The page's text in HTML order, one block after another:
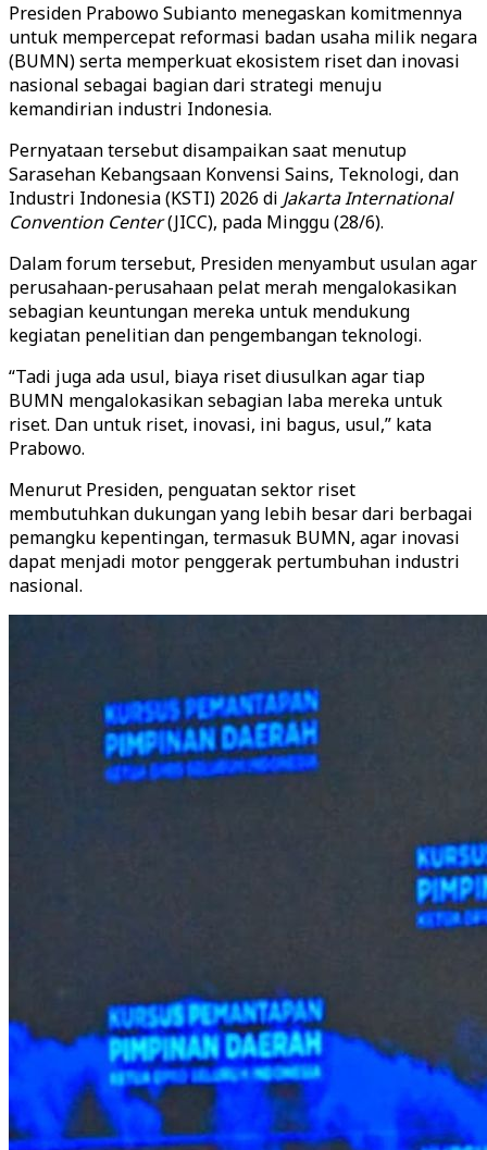
Presiden Prabowo Subianto menegaskan komitmennya
untuk mempercepat reformasi badan usaha milik negara
(BUMN) serta memperkuat ekosistem riset dan inovasi
nasional sebagai bagian dari strategi menuju
kemandirian industri Indonesia.
Pernyataan tersebut disampaikan saat menutup
Sarasehan Kebangsaan Konvensi Sains, Teknologi, dan
Industri Indonesia (KSTI) 2026 di Jakarta International
Convention Center(JICC), pada Minggu (28/6).
Dalam forum tersebut, Presiden menyambut usulan agar
perusahaan-perusahaan pelat merah mengalokasikan
sebagian keuntungan mereka untuk mendukung
kegiatan penelitian dan pengembangan teknologi.
“Tadi juga ada usul, biaya riset diusulkan agar tiap
BUMN mengalokasikan sebagian laba mereka untuk
riset. Dan untuk riset, inovasi, ini bagus, usul,” kata
Prabowo.
Menurut Presiden, penguatan sektor riset
membutuhkan dukungan yang lebih besar dari berbagai
pemangku kepentingan, termasuk BUMN, agar inovasi
dapat menjadi motor penggerak pertumbuhan industri
nasional.